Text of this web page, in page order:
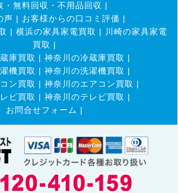
・無料回収・不用品回収 |
声 | お客様からの口コミ評価 |
| 横浜の家具家電買取 |
川崎の家具家電
買取 |
庫買取 | 神奈川の冷蔵庫買取 |
機買取 | 神奈川の洗濯機買取 |
ン買取 | 神奈川のエアコン買取 |
ビ買取 | 神奈川のテレビ買取 |
お問合せフォーム |